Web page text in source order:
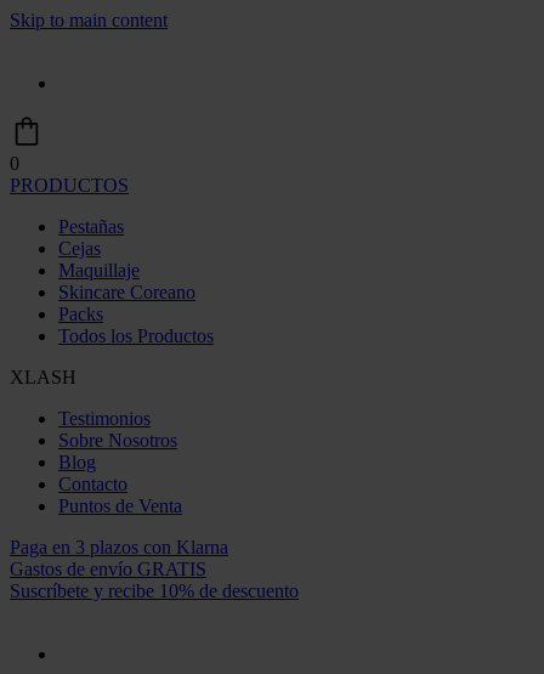
Skip to main content
0
PRODUCTOS
Pestañas
Cejas
Maquillaje
Skincare Coreano
Packs
Todos los Productos
XLASH
Testimonios
Sobre Nosotros
Blog
Contacto
Puntos de Venta
Paga en 3 plazos con Klarna
Gastos de envío GRATIS
Suscríbete y recibe 10% de descuento